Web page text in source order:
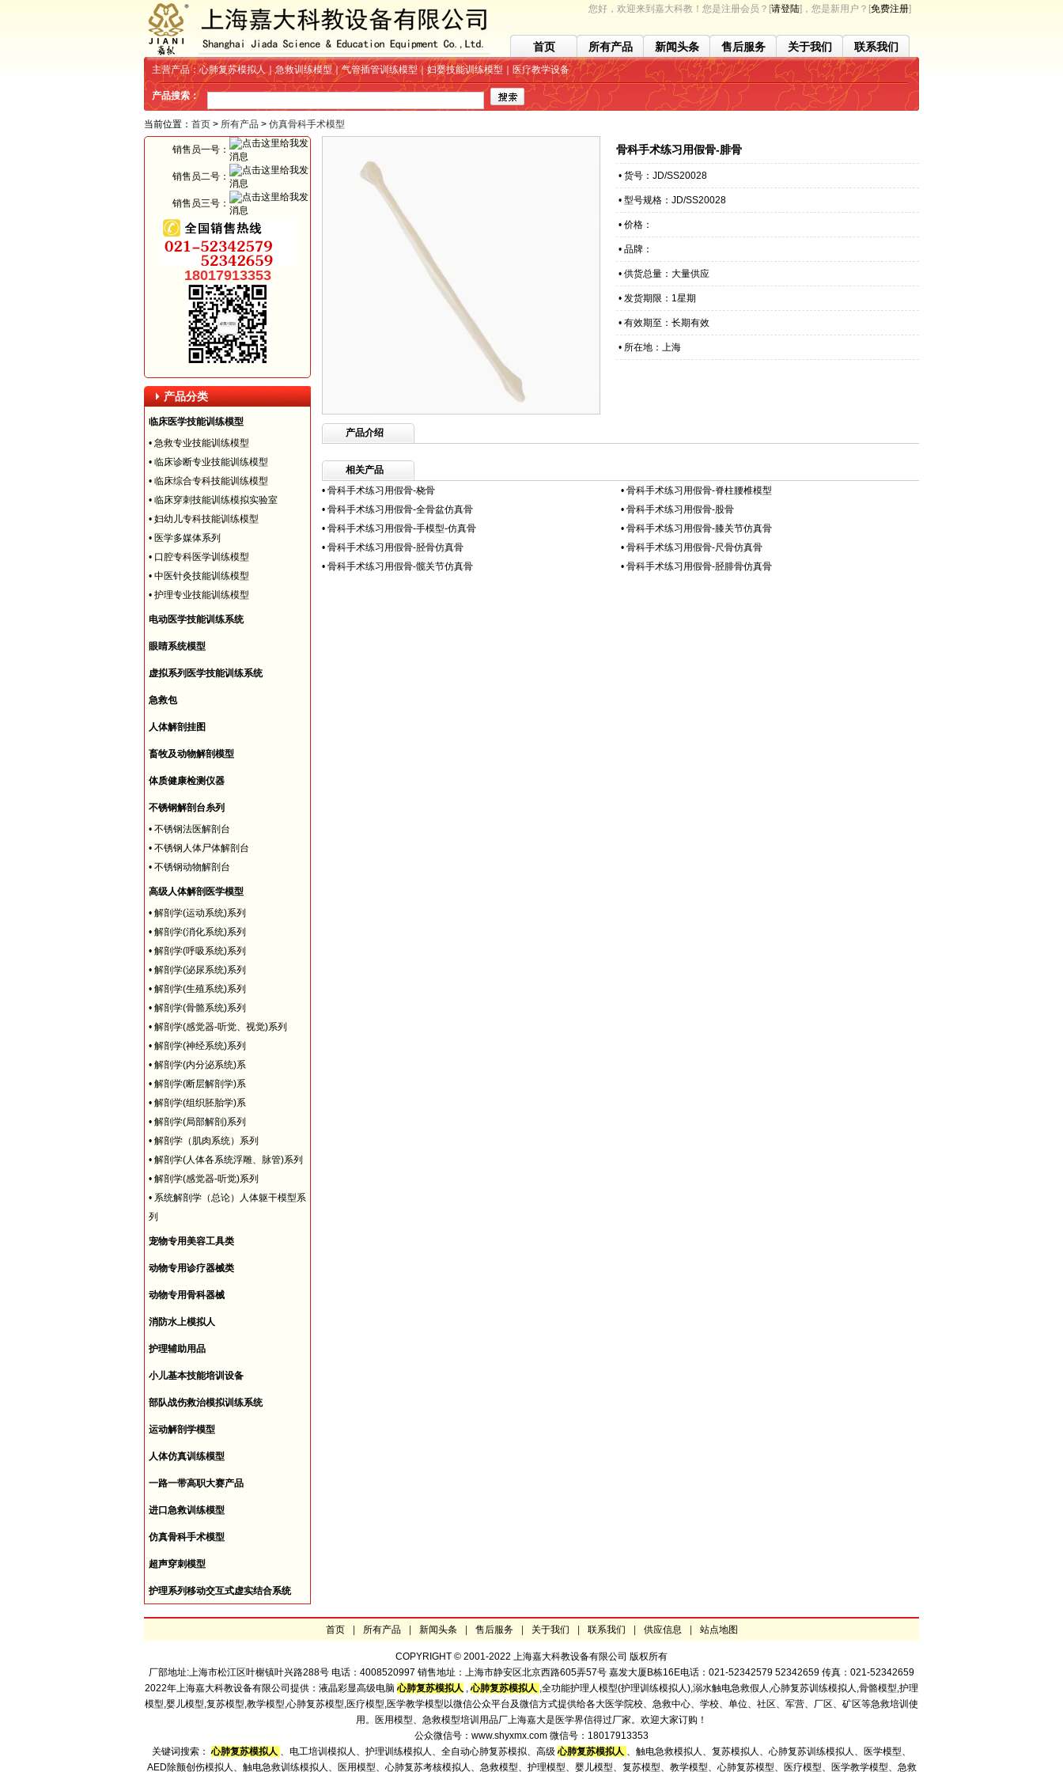
您好，欢迎来到嘉大科教！您是注册会员？[请登陆]，您是新用户？[免费注册]
首页 所有产品 新闻头条 售后服务 关于我们 联系我们
主营产品：心肺复苏模拟人｜急救训练模型｜气管插管训练模型｜妇婴技能训练模型｜医疗教学设备
产品搜索：
当前位置： 首页 > 所有产品 > 仿真骨科手术模型
骨科手术练习用假骨-腓骨
• 货号：JD/SS20028
• 型号规格：JD/SS20028
• 价格：
• 品牌：
• 供货总量：大量供应
• 发货期限：1星期
• 有效期至：长期有效
• 所在地：上海
产品介绍
相关产品
• 骨科手术练习用假骨-桡骨 • 骨科手术练习用假骨-脊柱腰椎模型
• 骨科手术练习用假骨-全骨盆仿真骨 • 骨科手术练习用假骨-股骨
• 骨科手术练习用假骨-手模型-仿真骨 • 骨科手术练习用假骨-膝关节仿真骨
• 骨科手术练习用假骨-胫骨仿真骨 • 骨科手术练习用假骨-尺骨仿真骨
• 骨科手术练习用假骨-髋关节仿真骨 • 骨科手术练习用假骨-胫腓骨仿真骨
销售员一号：
销售员二号：
销售员三号：
18017913353
产品分类
临床医学技能训练模型
• 急救专业技能训练模型
• 临床诊断专业技能训练模型
• 临床综合专科技能训练模型
• 临床穿刺技能训练模拟实验室
• 妇幼儿专科技能训练模型
• 医学多媒体系列
• 口腔专科医学训练模型
• 中医针灸技能训练模型
• 护理专业技能训练模型
电动医学技能训练系统
眼睛系统模型
虚拟系列医学技能训练系统
急救包
人体解剖挂图
畜牧及动物解剖模型
体质健康检测仪器
不锈钢解剖台糸列
• 不锈钢法医解剖台
• 不锈钢人体尸体解剖台
• 不锈钢动物解剖台
高级人体解剖医学模型
• 解剖学(运动系统)系列
• 解剖学(消化系统)系列
• 解剖学(呼吸系统)系列
• 解剖学(泌尿系统)系列
• 解剖学(生殖系统)系列
• 解剖学(骨骼系统)系列
• 解剖学(感觉器-听觉、视觉)系列
• 解剖学(神经系统)系列
• 解剖学(内分泌系统)系
• 解剖学(断层解剖学)系
• 解剖学(组织胚胎学)系
• 解剖学(局部解剖)系列
• 解剖学（肌肉系统）系列
• 解剖学(人体各系统浮雕、脉管)系列
• 解剖学(感觉器-听觉)系列
• 系统解剖学（总论）人体躯干模型系
列
宠物专用美容工具类
动物专用诊疗器械类
动物专用骨科器械
消防水上模拟人
护理辅助用品
小儿基本技能培训设备
部队战伤救治模拟训练系统
运动解剖学模型
人体仿真训练模型
一路一带高职大赛产品
进口急救训练模型
仿真骨科手术模型
超声穿刺模型
护理系列移动交互式虚实结合系统
首页 所有产品 新闻头条 售后服务 关于我们 联系我们 供应信息 站点地图
COPYRIGHT © 2001-2022 上海嘉大科教设备有限公司 版权所有
厂部地址:上海市松江区叶榭镇叶兴路288号 电话：4008520997 销售地址：上海市静安区北京西路605弄57号 嘉发大厦B栋16E电话：021-52342579 52342659 传真：021-52342659
2022年上海嘉大科教设备有限公司提供：液晶彩显高级电脑心肺复苏模拟人 ,心肺复苏模拟人 ,全功能护理人模型(护理训练模拟人),溺水触电急救假人,心肺复苏训练模拟人,骨骼模型,护理
模型,婴儿模型,复苏模型,教学模型,心肺复苏模型,医疗模型,医学教学模型以微信公众平台及微信方式提供给各大医学院校、急救中心、学校、单位、社区、军营、厂区、矿区等急救培训使
用。医用模型、急救模型培训用品厂上海嘉大是医学界信得过厂家。欢迎大家订购！
公众微信号：www.shyxmx.com 微信号：18017913353
关键词搜索：心肺复苏模拟人 、电工培训模拟人、护理训练模拟人、全自动心肺复苏模拟、高级心肺复苏模拟人 、触电急救模拟人、复苏模拟人、心肺复苏训练模拟人、医学模型、
AED除颤创伤模拟人、触电急救训练模拟人、医用模型、心肺复苏考核模拟人、急救模型、护理模型、婴儿模型、复苏模型、教学模型、心肺复苏模型、医疗模型、医学教学模型、急救